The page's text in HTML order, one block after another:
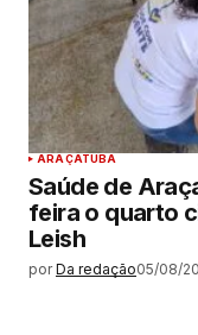
ARAÇATUBA
Saúde de
feira o quarto
Leish
por Da redação05/08/